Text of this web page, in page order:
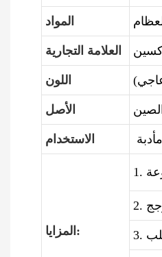
المواد
العلامة التجارية
اللون
الأصل
الاستخدام
المزايا: